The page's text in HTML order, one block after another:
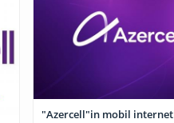
"Azercell"in mobil internet